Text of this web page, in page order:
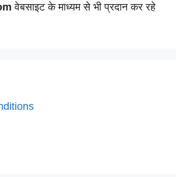
वेबसाइट के माध्यम से भी प्रदान कर रहे